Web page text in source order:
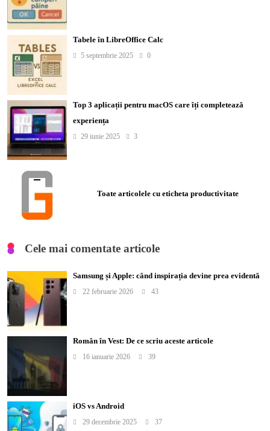
Tabele în LibreOffice Calc
5 septembrie 2025 0
Top 3 aplicații pentru macOS care îți completează
experiența
29 iunie 2025 3
Toate articolele cu eticheta productivitate
Cele mai comentate articole
Samsung și Apple: când inspirația devine prea evidentă
22 februarie 2026 43
Român în Vest: De ce scriu aceste articole
16 ianuarie 2026 39
iOS vs Android
29 decembrie 2025 37